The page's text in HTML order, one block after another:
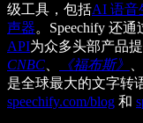
级工具，包括AI 语音
声器。Speechify 还
API为众多头部产品
CNBC
《福布斯》
是全球最大的文字转
speechify.com/blog 和